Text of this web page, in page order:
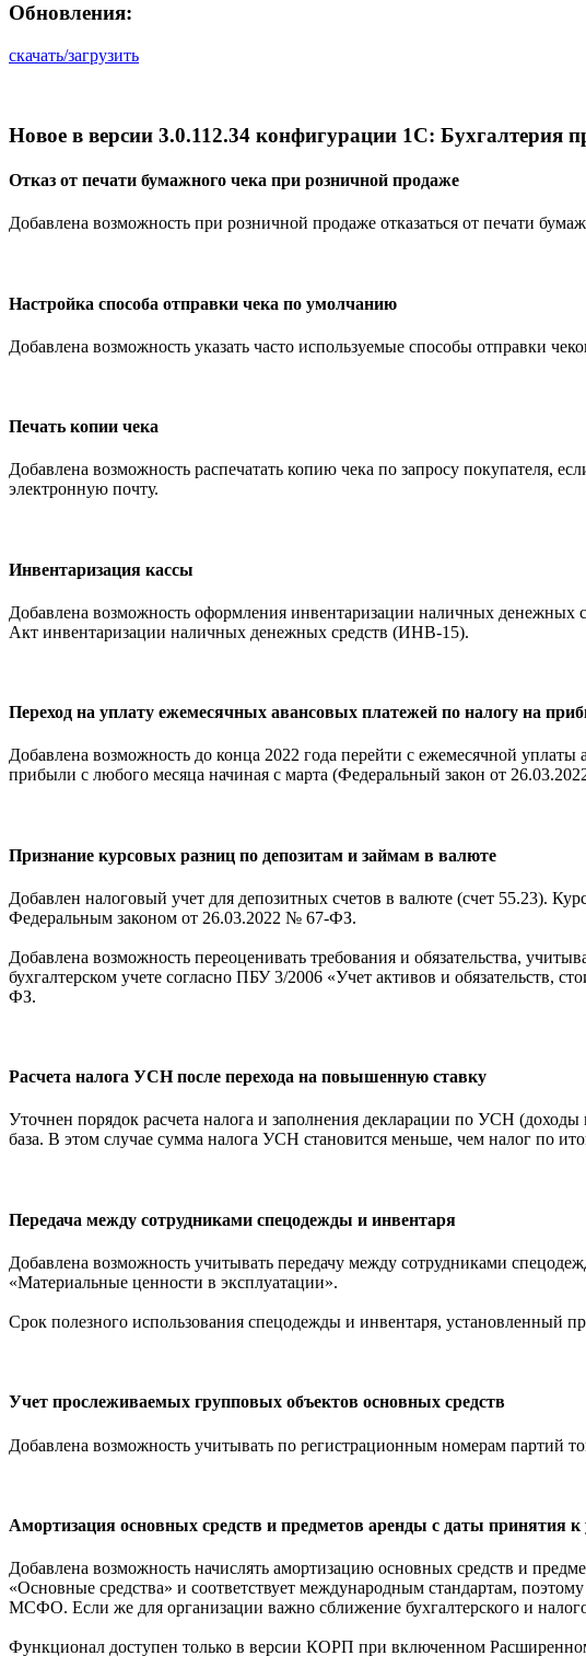
Обновления:
скачать/загрузить
Новое в версии 3.0.112.34 конфигурации 1С: Бухгалтерия
Отказ от печати бумажного чека при розничной продаже
Добавлена возможность при розничной продаже отказаться от печати
Настройка способа отправки чека по умолчанию
Добавлена возможность указать часто используемые способы отправки
Печать копии чека
Добавлена возможность распечатать копию чека по запросу покупателя,
электронную почту.
Инвентаризация кассы
Добавлена возможность оформления инвентаризации наличных
Акт инвентаризации наличных денежных средств (ИНВ-15).
Переход на уплату ежемесячных авансовых платежей по налогу на
Добавлена возможность до конца 2022 года перейти с ежемесячной
прибыли с любого месяца начиная с марта (Федеральный закон от
Признание курсовых разниц по депозитам и займам в валюте
Добавлен налоговый учет для депозитных счетов в валюте (счет 55.23).
Федеральным законом от 26.03.2022 № 67-ФЗ.
Добавлена возможность переоценивать требования и обязательства,
бухгалтерском учете согласно ПБУ 3/2006 «Учет активов и обязательств,
ФЗ.
Расчета налога УСН после перехода на повышенную ставку
Уточнен порядок расчета налога и заполнения декларации по УСН
база. В этом случае сумма налога УСН становится меньше, чем налог по
Передача между сотрудниками спецодежды и инвентаря
Добавлена возможность учитывать передачу между сотрудниками
«Материальные ценности в эксплуатации».
Срок полезного использования спецодежды и инвентаря, установленный
Учет прослеживаемых групповых объектов основных средств
Добавлена возможность учитывать по регистрационным номерам партий
Амортизация основных средств и предметов аренды с даты принятия к
Добавлена возможность начислять амортизацию основных средств и
«Основные средства» и соответствует международным стандартам,
МСФО. Если же для организации важно сближение бухгалтерского и
Функционал доступен только в версии КОРП при включенном